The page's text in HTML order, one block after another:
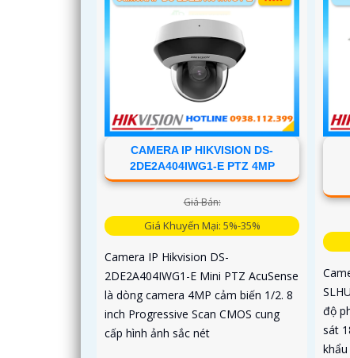
CAMERA IP HIKVISION DS-
2DE2A404IWG1-E PTZ 4MP
Giá Bán:
Giá Khuyến Mại: 5%-35%
Camera IP Hikvision DS-
2DE2A404IWG1-E Mini PTZ AcuSense
là dòng camera 4MP cảm biến 1/2. 8
inch Progressive Scan CMOS cung
cấp hình ảnh sắc nét
độ
sát
khẩu